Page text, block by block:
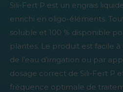
Tous les cas
Tous les cas
Tous les cas
Tous les cas
Sili-Fert P est un engrais
enrichi en oligo-éléments.
soluble et 100 % disponible
plantes. Le produit est facile
de l’eau d’irrigation ou par
dosage correct de Sili-Fert P
fréquence optimale de